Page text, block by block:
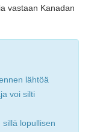
vastaan Kanadan
lähtöä
voi silti
lopullisen